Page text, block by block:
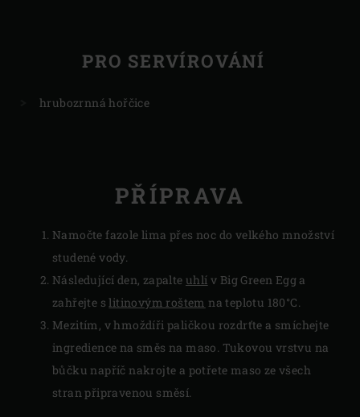
PRO SERVÍROVÁNÍ
hrubozrnná hořčice
PŘÍPRAVA
Namočte fazole lima přes noc do velkého množství
studené vody.
Následující den, zapalte uhlí v Big Green Egg a
zahřejte slitinovým roštem na teplotu 180°C.
Mezitím, v hmoždíři paličkou rozdrťte a smíchejte
ingredience na směs na maso. Tukovou vrstvu na
bůčku napříč nakrojte a potřete maso ze všech
stran připravenou směsí.